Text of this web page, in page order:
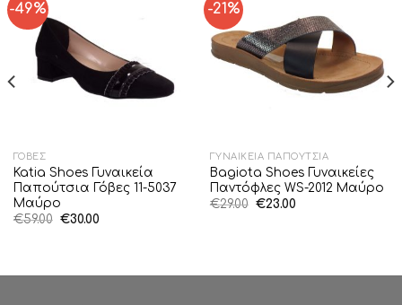
-49%
ΓΌΒΕΣ
Katia Shoes Γυναικεία
Παπούτσια Γόβες 11-5037
Μαύρο
€59.00 Original
€30.00Η
-21%
ΓΥΝΑΙΚΕΊΑ ΠΑΠΟΎΤΣΙΑ
Bagiota Shoes Γυναικείες
Παντόφλες WS-2012 Μαύρο
€29.00 Original
€23.00Η